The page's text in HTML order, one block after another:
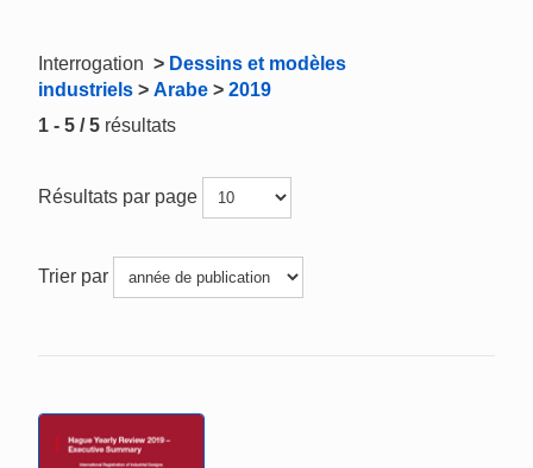
Interrogation > Dessins et modèles
industriels > Arabe > 2019
1 - 5 / 5 résultats
Résultats par page
Trier par